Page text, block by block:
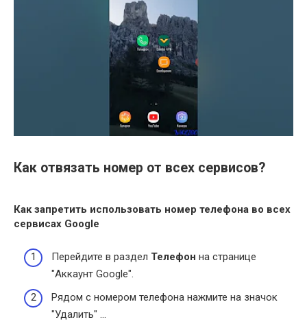
Как отвязать номер от всех сервисов?
Как запретить использовать номер телефона во всех
сервисах Google
Перейдите в раздел Телефон на странице
"Аккаунт Google".
Рядом с номером телефона нажмите на значок
"Удалить" …